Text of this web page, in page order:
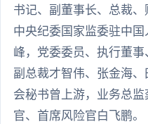
书记、副董事长、总裁、
中央纪委国家监委驻中
峰，党委委员、执行董事
副总裁才智伟、张金海
会秘书曾上游，业务总
官、首席风险官白飞鹏。